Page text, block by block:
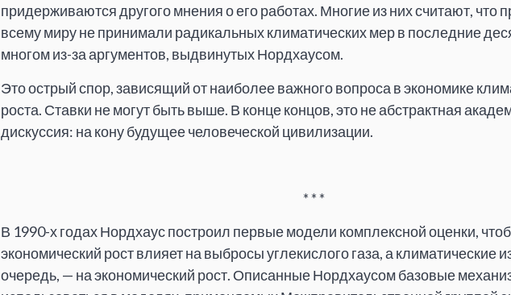
придерживаются другого мнения о его работах. Многие из них считают, что
всему миру не принимали радикальных климатических мер в последние
многом из-за аргументов, выдвинутых Нордхаусом.
Это острый спор, зависящий от наиболее важного вопроса в экономике
роста. Ставки не могут быть выше. В конце концов, это не абстрактная
дискуссия: на кону будущее человеческой цивилизации.
* * *
В 1990-х годах Нордхаус построил первые модели комплексной оценки,
экономический рост влияет на выбросы углекислого газа, а климатические
очередь, — на экономический рост. Описанные Нордхаусом базовые